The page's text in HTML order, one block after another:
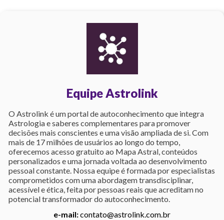
Equipe Astrolink
O Astrolink é um portal de autoconhecimento que integra
Astrologia e saberes complementares para promover
decisões mais conscientes e uma visão ampliada de si. Com
mais de 17 milhões de usuários ao longo do tempo,
oferecemos acesso gratuito ao Mapa Astral, conteúdos
personalizados e uma jornada voltada ao desenvolvimento
pessoal constante. Nossa equipe é formada por especialistas
comprometidos com uma abordagem transdisciplinar,
acessível e ética, feita por pessoas reais que acreditam no
potencial transformador do autoconhecimento.
e-mail:contato@astrolink.com.br